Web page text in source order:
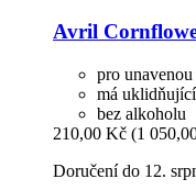
Avril
pro
má
bez alkoholu
210,00 Kč (1
Doručení do 12.